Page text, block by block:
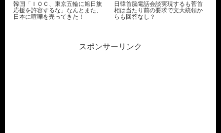
韓国「ＩＯＣ、東京五輪に旭日旗
応援を許容するな」なんとまた、
日本に喧嘩を売ってきた！
日韓首脳電話会談実現するも菅首
相は当たり前の要求で文大統領か
らも回答なし？
スポンサーリンク